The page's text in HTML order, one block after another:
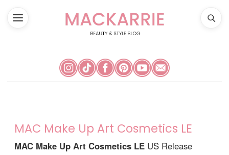
MAC Make Up Art Cosmetics LE
MAC Make Up Art Cosmetics LE US Release